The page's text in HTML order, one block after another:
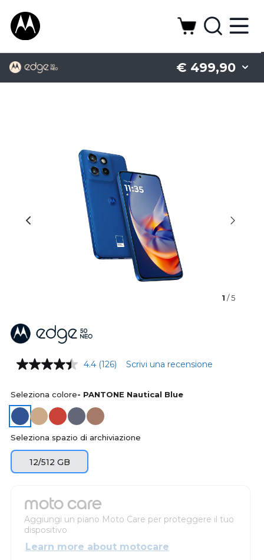
€ 499,90
Battery
1 / 5
4.4 (126) Scrivi una recensione
Seleziona colore- PANTONE Nautical Blue
Seleziona spazio di archiviazione
12/512 GB
moto care
Aggiungi un piano Moto Care per proteggere il tuo
dispositivo
Learn more about motocare